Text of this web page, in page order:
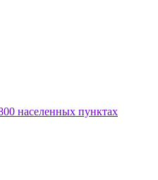
населенных пунктах